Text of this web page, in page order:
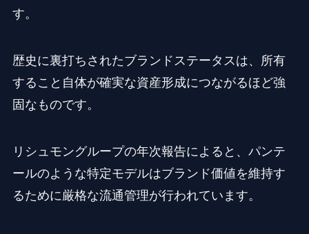
す。
歴史に裏打ちされたブランドステータスは、所有
すること自体が確実な資産形成につながるほど強
固なものです。
リシュモングループの年次報告によると、パンテ
ールのような特定モデルはブランド価値を維持す
るために厳格な流通管理が行われています。